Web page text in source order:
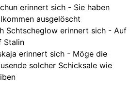
erinnert sich - Sie haben
ausgelöscht
Schtscheglow erinnert sich - Auf
Stalin
erinnert sich - Möge die
solcher Schicksale wie